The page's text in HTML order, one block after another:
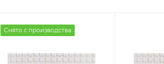
Снято с производства